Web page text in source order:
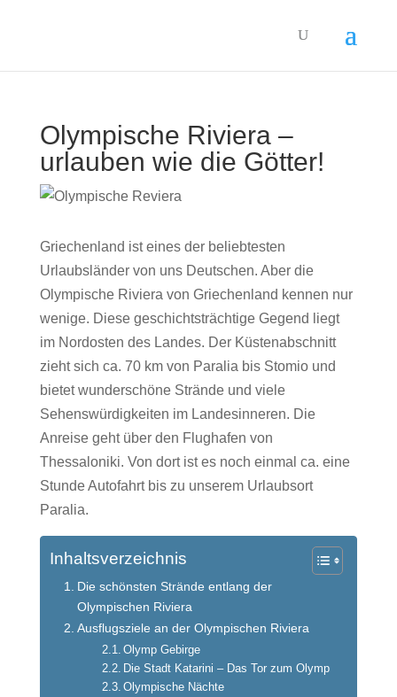
Olympische Riviera –
urlauben wie die Götter!
Griechenland ist eines der beliebtesten
Urlaubsländer von uns Deutschen. Aber die
Olympische Riviera von Griechenland kennen nur
wenige. Diese geschichtsträchtige Gegend liegt
im Nordosten des Landes. Der Küstenabschnitt
zieht sich ca. 70 km von Paralia bis Stomio und
bietet wunderschöne Strände und viele
Sehenswürdigkeiten im Landesinneren. Die
Anreise geht über den Flughafen von
Thessaloniki. Von dort ist es noch einmal ca. eine
Stunde Autofahrt bis zu unserem Urlaubsort
Paralia.
Inhaltsverzeichnis
Die schönsten Strände entlang der
Olympischen Riviera
Ausflugsziele an der Olympischen Riviera
Olymp Gebirge
Die Stadt Katarini – Das Tor zum Olymp
Olympische Nächte